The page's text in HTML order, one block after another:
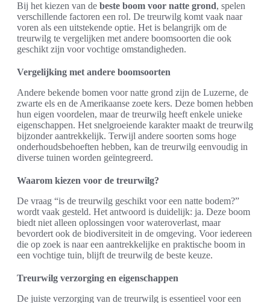
Bij het kiezen van de beste boom voor natte grond, spelen
verschillende factoren een rol. De treurwilg komt vaak naar
voren als een uitstekende optie. Het is belangrijk om de
treurwilg te vergelijken met andere boomsoorten die ook
geschikt zijn voor vochtige omstandigheden.
Vergelijking met andere boomsoorten
Andere bekende bomen voor natte grond zijn de Luzerne, de
zwarte els en de Amerikaanse zoete kers. Deze bomen hebben
hun eigen voordelen, maar de treurwilg heeft enkele unieke
eigenschappen. Het snelgroeiende karakter maakt de treurwilg
bijzonder aantrekkelijk. Terwijl andere soorten soms hoge
onderhoudsbehoeften hebben, kan de treurwilg eenvoudig in
diverse tuinen worden geïntegreerd.
Waarom kiezen voor de treurwilg?
De vraag “is de treurwilg geschikt voor een natte bodem?”
wordt vaak gesteld. Het antwoord is duidelijk: ja. Deze boom
biedt niet alleen oplossingen voor wateroverlast, maar
bevordert ook de biodiversiteit in de omgeving. Voor iedereen
die op zoek is naar een aantrekkelijke en praktische boom in
een vochtige tuin, blijft de treurwilg de beste keuze.
Treurwilg verzorging en eigenschappen
De juiste verzorging van de treurwilg is essentieel voor een